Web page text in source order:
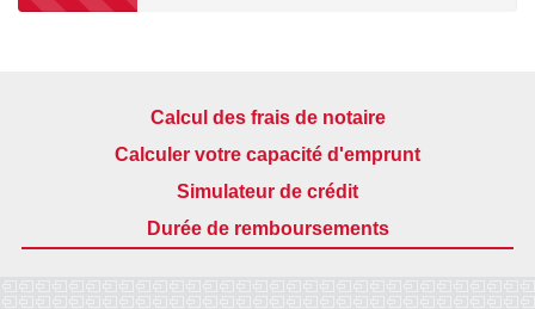
Calcul des frais de notaire
Calculer votre capacité d'emprunt
Simulateur de crédit
Durée de remboursements